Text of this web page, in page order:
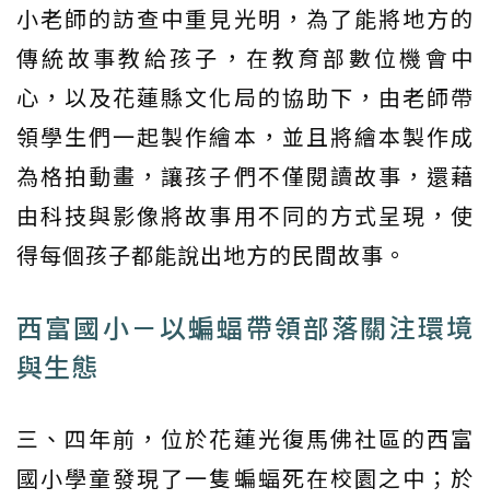
小老師的訪查中重見光明，為了能將地方的
傳統故事教給孩子，在教育部數位機會中
心，以及花蓮縣文化局的協助下，由老師帶
領學生們一起製作繪本，並且將繪本製作成
為格拍動畫，讓孩子們不僅閱讀故事，還藉
由科技與影像將故事用不同的方式呈現，使
得每個孩子都能說出地方的民間故事。
西富國小－以蝙蝠帶領部落關注環境
與生態
三、四年前，位於花蓮光復馬佛社區的西富
國小學童發現了一隻蝙蝠死在校園之中；於